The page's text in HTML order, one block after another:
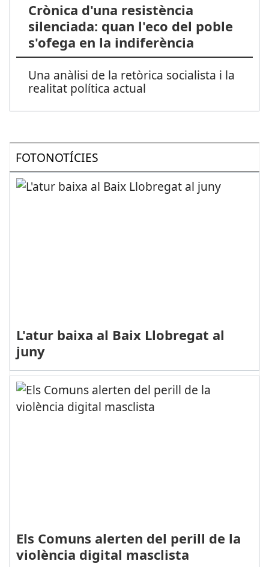
Crònica d'una resistència
silenciada: quan l'eco del poble
s'ofega en la indiferència
Una anàlisi de la retòrica socialista i la
realitat política actual
FOTONOTÍCIES
L'atur baixa al Baix Llobregat al
juny
Els Comuns alerten del perill de la
violència digital masclista